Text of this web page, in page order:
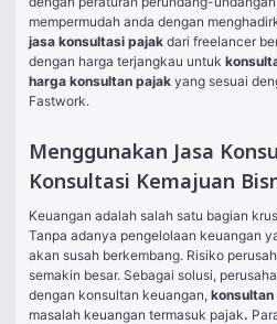
mempermudah anda dengan
jasa konsultasi pajak dari freelancer
dengan harga terjangkau untuk
harga konsultan pajak yang sesuai
Fastwork.
Menggunakan Jasa
Konsultasi Kemajuan
Keuangan adalah salah satu bagian
Tanpa adanya pengelolaan keuangan
akan susah berkembang. Risiko
semakin besar. Sebagai solusi,
dengan konsultan keuangan, konsultan
masalah keuangan termasuk pajak.